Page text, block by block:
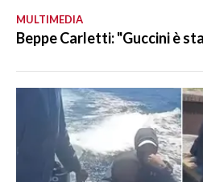
MULTIMEDIA
Beppe Carletti: "Guccini è